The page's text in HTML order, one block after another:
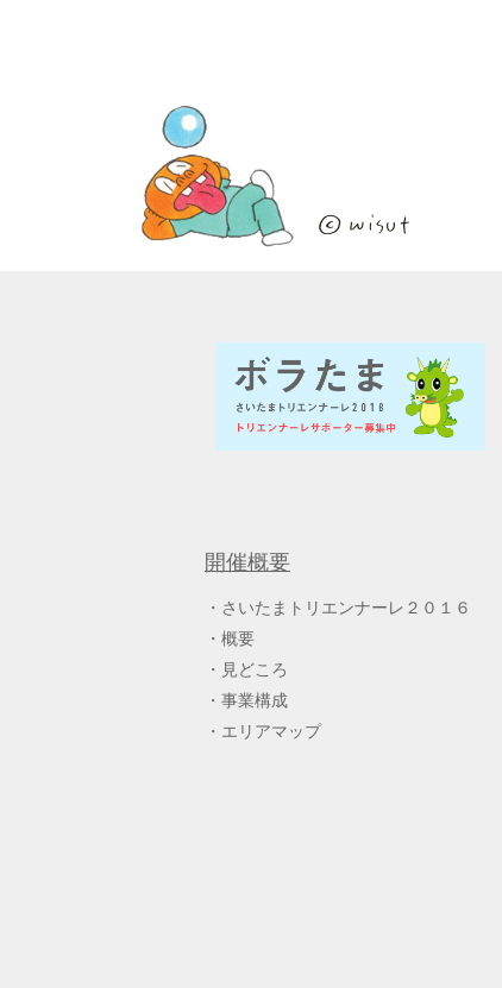
開催概要
さいたまトリエンナーレ２０１６
概要
見どころ
事業構成
エリアマップ